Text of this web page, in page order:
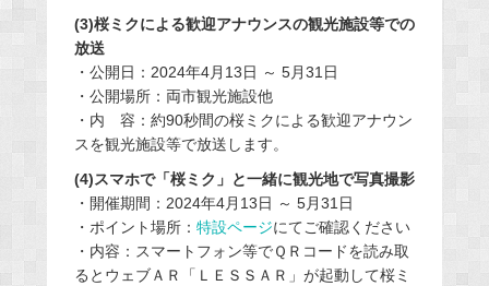
(3)桜ミクによる歓迎アナウンスの観光施設等での
放送
・公開日：2024年4月13日 ～ 5月31日
・公開場所：両市観光施設他
・内 容：約90秒間の桜ミクによる歓迎アナウン
スを観光施設等で放送します。
(4)スマホで「桜ミク」と一緒に観光地で写真撮影
・開催期間：2024年4月13日 ～ 5月31日
・ポイント場所： 特設ページにてご確認ください
・内容：スマートフォン等でＱＲコードを読み取
るとウェブＡＲ「ＬＥＳＳＡＲ」が起動して桜ミ